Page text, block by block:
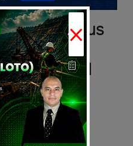
presentó sus
en EXCON
×